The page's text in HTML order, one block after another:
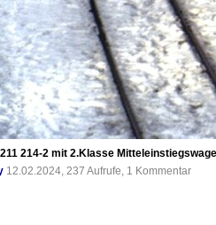
214-2 mit 2.Klasse
12.02.2024, 237 Aufrufe, 1 Kommentar